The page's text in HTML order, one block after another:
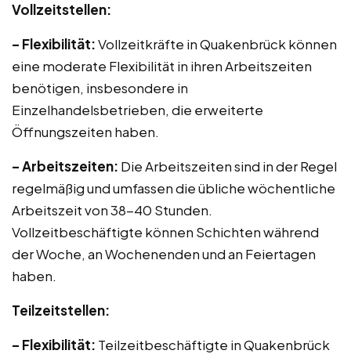
Vollzeitstellen:
– Flexibilität:Vollzeitkräfte in Quakenbrück können
eine moderate Flexibilität in ihren Arbeitszeiten
benötigen, insbesondere in
Einzelhandelsbetrieben, die erweiterte
Öffnungszeiten haben.
– Arbeitszeiten: Die Arbeitszeiten sind in der Regel
regelmäßig und umfassen die übliche wöchentliche
Arbeitszeit von 38-40 Stunden.
Vollzeitbeschäftigte können Schichten während
der Woche, an Wochenenden und an Feiertagen
haben.
Teilzeitstellen:
– Flexibilität: Teilzeitbeschäftigte in Quakenbrück